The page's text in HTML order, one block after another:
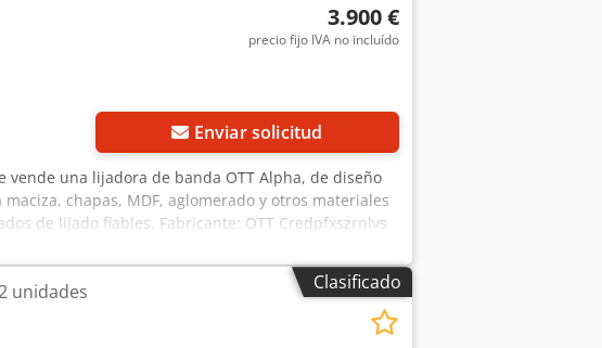
3.900 €
precio fijo IVA no incluído
Enviar solicitud
vende una lijadora de banda OTT Alpha, de diseño
chapas, MDF, aglomerado y otros materiales
de lijado fiables. Fabricante: OTT Credpfxszrnlvs
robusto Dimensiones en mm: 1860 (ancho) x
trabajo: 1600 mm, mínimo: 3 mm Cinta de lijado:
avance con soporte de goma Grupo de lijado con
control con un manejo de la máquina claro
Clasificado
unidades